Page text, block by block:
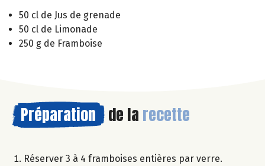
50 cl de Jus de grenade
50 cl de Limonade
250 g de Framboise
Préparation de la recette
Réserver 3 à 4 framboises entières par verre.